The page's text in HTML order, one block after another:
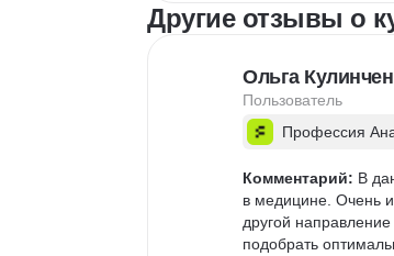
Другие отзывы о
Ольга
Пользователь
Профессия
Комментарий: В
в медицине. Очень
другой
подобрать